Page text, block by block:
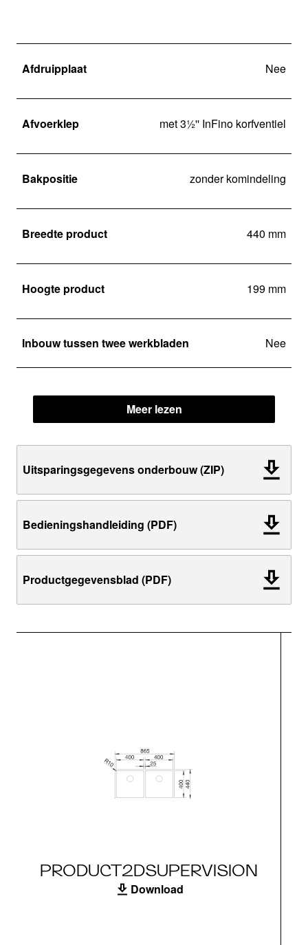
Afdruipplaat Nee
Afvoerklep met 3½'' InFino korfventiel
Bakpositie zonder komindeling
Breedte product 440 mm
Hoogte product 199 mm
Inbouw tussen twee werkbladen Nee
Meer lezen
Uitsparingsgegevens onderbouw (ZIP)
Bedieningshandleiding (PDF)
Productgegevensblad (PDF)
PRODUCT2DSUPERVISION
Download